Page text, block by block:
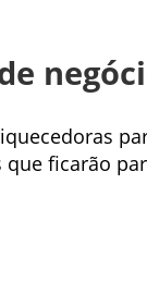
ficarão